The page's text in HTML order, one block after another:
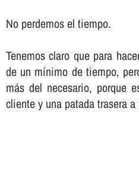
No perdemos el tiempo.
Tenemos claro que para
de un mí­nimo de tiempo,
más del necesario, porque
cliente y una patada trasera